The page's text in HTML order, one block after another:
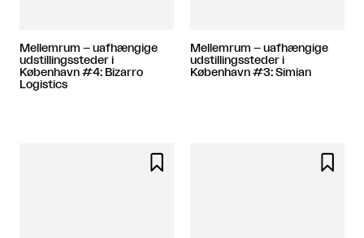
Mellemrum – uafhængige
udstillingssteder i
København #4: Bizarro
Logistics
Mellemrum – uafhængige
udstillingssteder i
København #3: Simian
 